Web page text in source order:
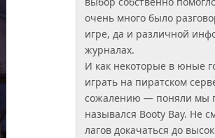
очень много было
игре, да и различной
журналах.
И как некоторые в юные
играть на пиратском
сожалению — поняли мы
назывался Booty Bay. Не
лагов докачаться до